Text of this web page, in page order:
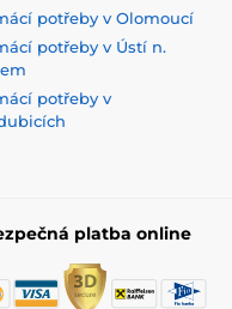
potřeby v Olomoucí
potřeby v Ústí n.
potřeby v
platba online